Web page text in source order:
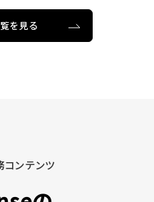
を見る
コンテンツ